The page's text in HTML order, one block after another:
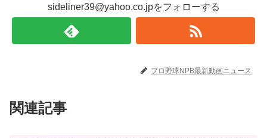
sideliner39@yahoo.co.jpをフォローする
プロ野球NPB最新動画ニュース
関連記事